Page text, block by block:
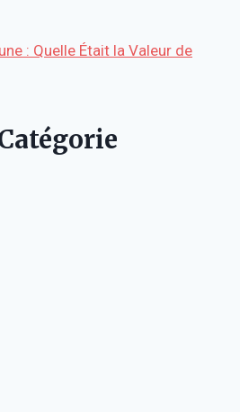
: Quelle Était la Valeur de